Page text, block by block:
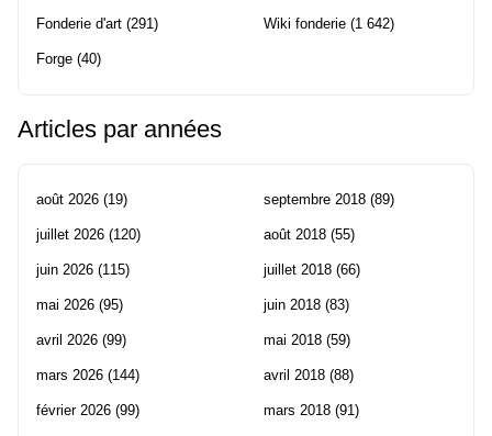
Fonderie d'art (291)
Forge (40)
Wiki fonderie (1 642)
Articles par années
août 2026 (19)
juillet 2026 (120)
juin 2026 (115)
mai 2026 (95)
avril 2026 (99)
mars 2026 (144)
février 2026 (99)
septembre 2018 (89)
août 2018 (55)
juillet 2018 (66)
juin 2018 (83)
mai 2018 (59)
avril 2018 (88)
mars 2018 (91)